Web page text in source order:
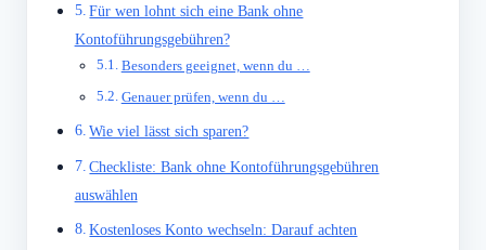
Für wen lohnt sich eine Bank ohne
Kontoführungsgebühren?
Besonders geeignet, wenn du …
Genauer prüfen, wenn du …
Wie viel lässt sich sparen?
Checkliste: Bank ohne Kontoführungsgebühren
auswählen
Kostenloses Konto wechseln: Darauf achten